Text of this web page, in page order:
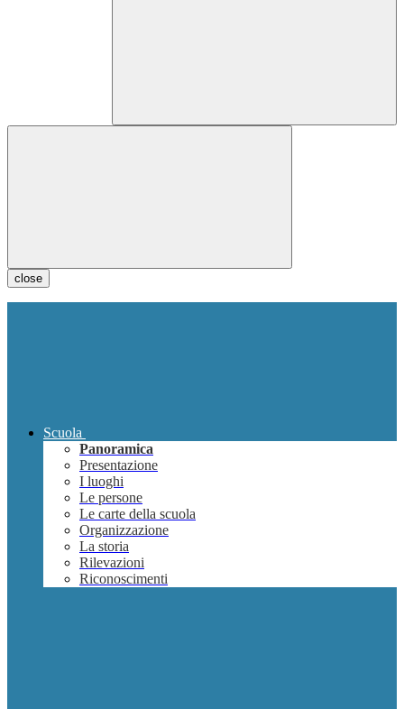
close
Scuola
Panoramica
Presentazione
I luoghi
Le persone
Le carte della scuola
Organizzazione
La storia
Rilevazioni
Riconoscimenti